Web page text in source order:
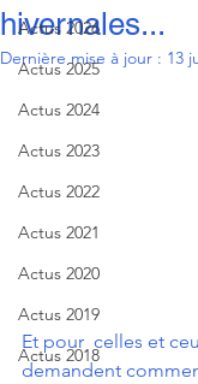
Actus 2026
Actus 2025
Actus 2024
Actus 2023
Actus 2022
Actus 2021
Actus 2020
Actus 2019
Actus 2018
hivernales...
Dernière mise à jour : 13
Et pour  celles et
demandent